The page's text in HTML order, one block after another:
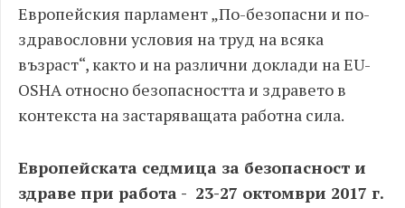
Европейския парламент „По-безопасни и по-
здравословни условия на труд на всяка
възраст“, както и на различни доклади на EU-
OSHA относно безопасността и здравето в
контекста на застаряващата работна сила.
Европейската седмица за безопасност и
здраве при работа - 23-27 октомври 2017 г.